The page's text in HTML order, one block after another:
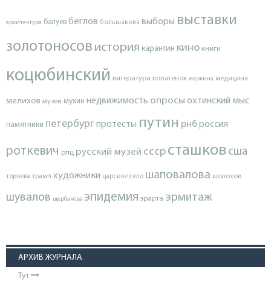
архитектура балуев беглов большакова выборы выставки
золотоносов история карантин кино книги
коцюбинский литература лопатенок маркина медицина
мелихов музеи мухин недвижимость опросы охтинский мыс
памятники петербургпротесты путин рнброссия
роткевич рпц русский музей ссср сташков сша
тороева трамп художники царское село шаповалова шолохов
шувалов щербакова эпидемия эрарта эрмитаж
АРХИВ ЖУРНАЛА
Тут